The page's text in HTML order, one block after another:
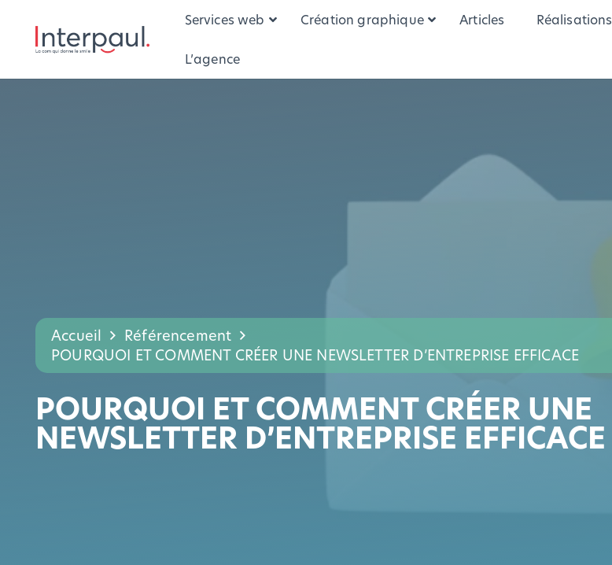
Services web Création graphique Articles Réalisations
L’agence
Accueil
Référencement
POURQUOI ET COMMENT CRÉER UNE NEWSLETTER D’ENTREPRISE EFFICACE
POURQUOI ET COMMENT CRÉER UNE
NEWSLETTER D’ENTREPRISE EFFICACE